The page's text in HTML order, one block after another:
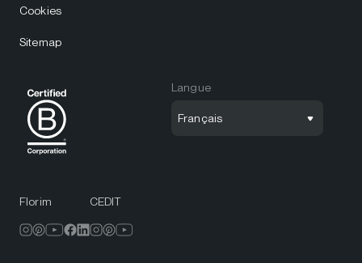
Cookies
Sitemap
Langue
Français
Florim CEDIT